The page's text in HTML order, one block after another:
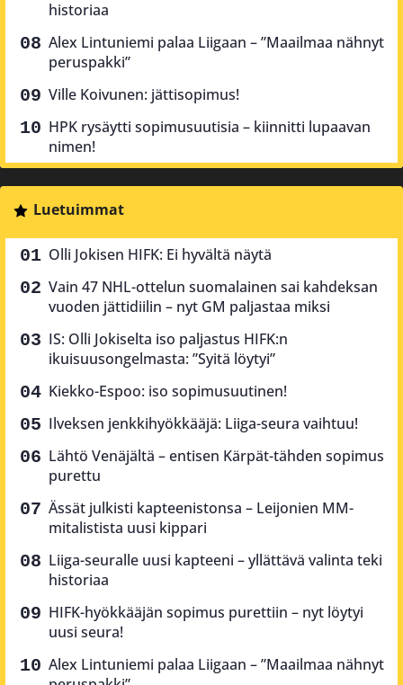
historiaa
Alex Lintuniemi palaa Liigaan – ”Maailmaa nähnyt
peruspakki”
Ville Koivunen: jättisopimus!
HPK rysäytti sopimusuutisia – kiinnitti lupaavan
nimen!
Luetuimmat
Olli Jokisen HIFK: Ei hyvältä näytä
Vain 47 NHL-ottelun suomalainen sai kahdeksan
vuoden jättidiilin – nyt GM paljastaa miksi
IS: Olli Jokiselta iso paljastus HIFK:n
ikuisuusongelmasta: ”Syitä löytyi”
Kiekko-Espoo: iso sopimusuutinen!
Ilveksen jenkkihyökkääjä: Liiga-seura vaihtuu!
Lähtö Venäjältä – entisen Kärpät-tähden sopimus
purettu
Ässät julkisti kapteenistonsa – Leijonien MM-
mitalistista uusi kippari
Liiga-seuralle uusi kapteeni – yllättävä valinta teki
historiaa
HIFK-hyökkääjän sopimus purettiin – nyt löytyi
uusi seura!
Alex Lintuniemi palaa Liigaan – ”Maailmaa nähnyt